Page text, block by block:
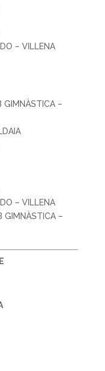
– VILLENA
GIMNÀSTICA –
– VILLENA
GIMNÀSTICA –